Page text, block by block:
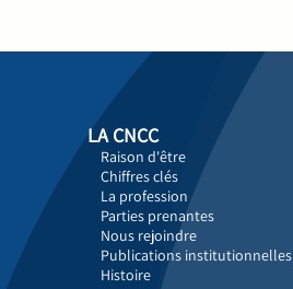
LA CNCC
Raison d'être
Chiffres clés
La profession
Parties prenantes
Nous rejoindre
Publications institutionnelles
Histoire